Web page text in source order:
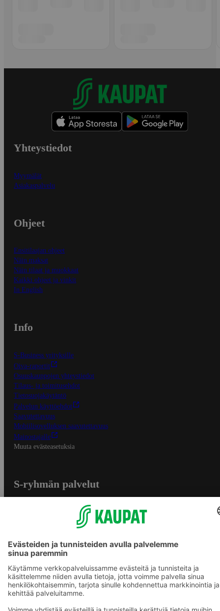
Yhteystiedot
Myymälät
Asiakaspalvelu
Ohjeet
Ensitilaajan ohjeet
Näin maksat
Näin tilaat ja muokkaat
Kaikki ohjeet ja vinkit
In English
Info
S-Business yrityksille
Oiva-raportit
Osuuskauppojen yhteystiedot
Tilaus- ja toimitusehdot
Tietosuojakäytäntö
Palvelun käyttöehdot
Saavutettavuus
Mobiilisovelluksen saavutettavuus
Mainostajalle
Muuta evästeasetuksia
S-ryhmän palvelut
S-ostoslista -sovellus
Prisma.fi
Sokos.fi
S-Pankki
Yhteishyvä
Sokos Hotels